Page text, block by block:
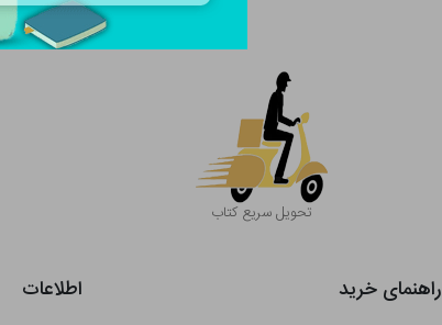
تحویل سریع کتاب
راهنمای خرید اطلاعات